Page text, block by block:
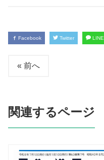
Facebook Twitter LINE
« 前へ
関連するページ